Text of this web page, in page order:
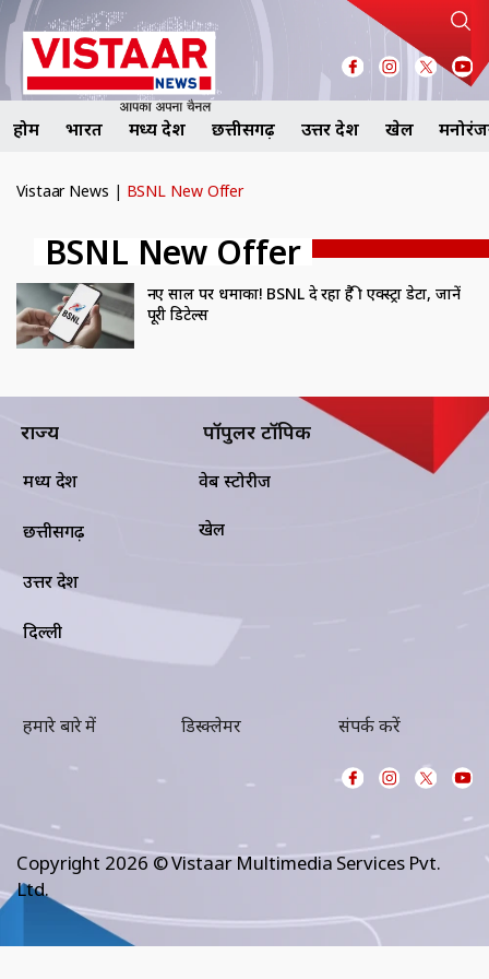
होम भारत मध्य प्रदेश छत्तीसगढ़ उत्तर प्रदेश खेल
Vistaar News | BSNL New Offer
BSNL New Offer
नए साल पर धमाका! BSNL दे रहा है फ्री एक्स्ट्रा डेटा, जानें
पूरी डिटेल्स
राज्य
मध्य प्रदेश
छत्तीसगढ़
उत्तर प्रदेश
दिल्ली
पॉपुलर टॉपिक
वेब स्टोरीज
खेल
हमारे बारे में डिस्क्लेमर संपर्क करें
Copyright 2026 © Vistaar Multimedia Services Pvt.
Ltd.